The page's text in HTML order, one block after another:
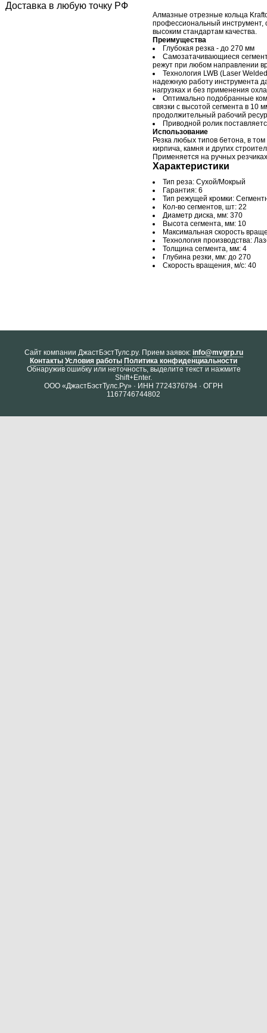
Доставка в любую точку РФ
Алмазные отрезные кольца
профессиональный
высоким стандартам качества.
Преимущества
Глубокая резка - до 270 мм
Самозатачивающиеся
режут при любом направлении
Технология LWB (Laser
надежную работу инструмента
нагрузках и без применения
Оптимально подобранные
связки с высотой сегмента в 10
продолжительный рабочий
Приводной ролик
Использование
Резка любых типов бетона, в
кирпича, камня и других
Применяется на ручных
Характеристики
Тип реза: Сухой/Мокрый
Гарантия: 6
Тип режущей кромки:
Кол-во сегментов, шт: 22
Диаметр диска, мм: 370
Высота сегмента, мм: 10
Максимальная скорость
Технология производства:
Толщина сегмента, мм: 4
Глубина резки, мм: до 270
Скорость вращения, м/с: 40
Cайт компании ДжастБэстТулс.ру. Прием заявок: info@mvgrp.ru
Контакты Условия работы Политика конфиденциальности
Обнаружив ошибку или неточность, выделите текст и нажмите
Shift+Enter.
ООО «ДжастБэстТулс.Ру» · ИНН 7724376794 · ОГРН
1167746744802